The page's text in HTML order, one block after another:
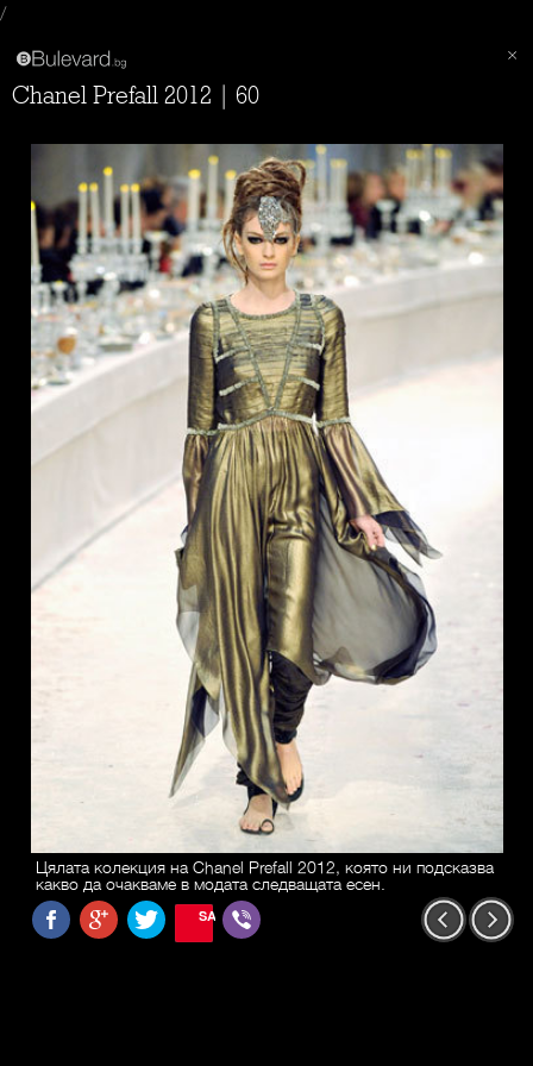
/
Chanel Prefall 2012 | 60
Цялата колекция на Chanel Prefall 2012, която ни подсказва
какво да очакваме в модата следващата есен.
SAVE